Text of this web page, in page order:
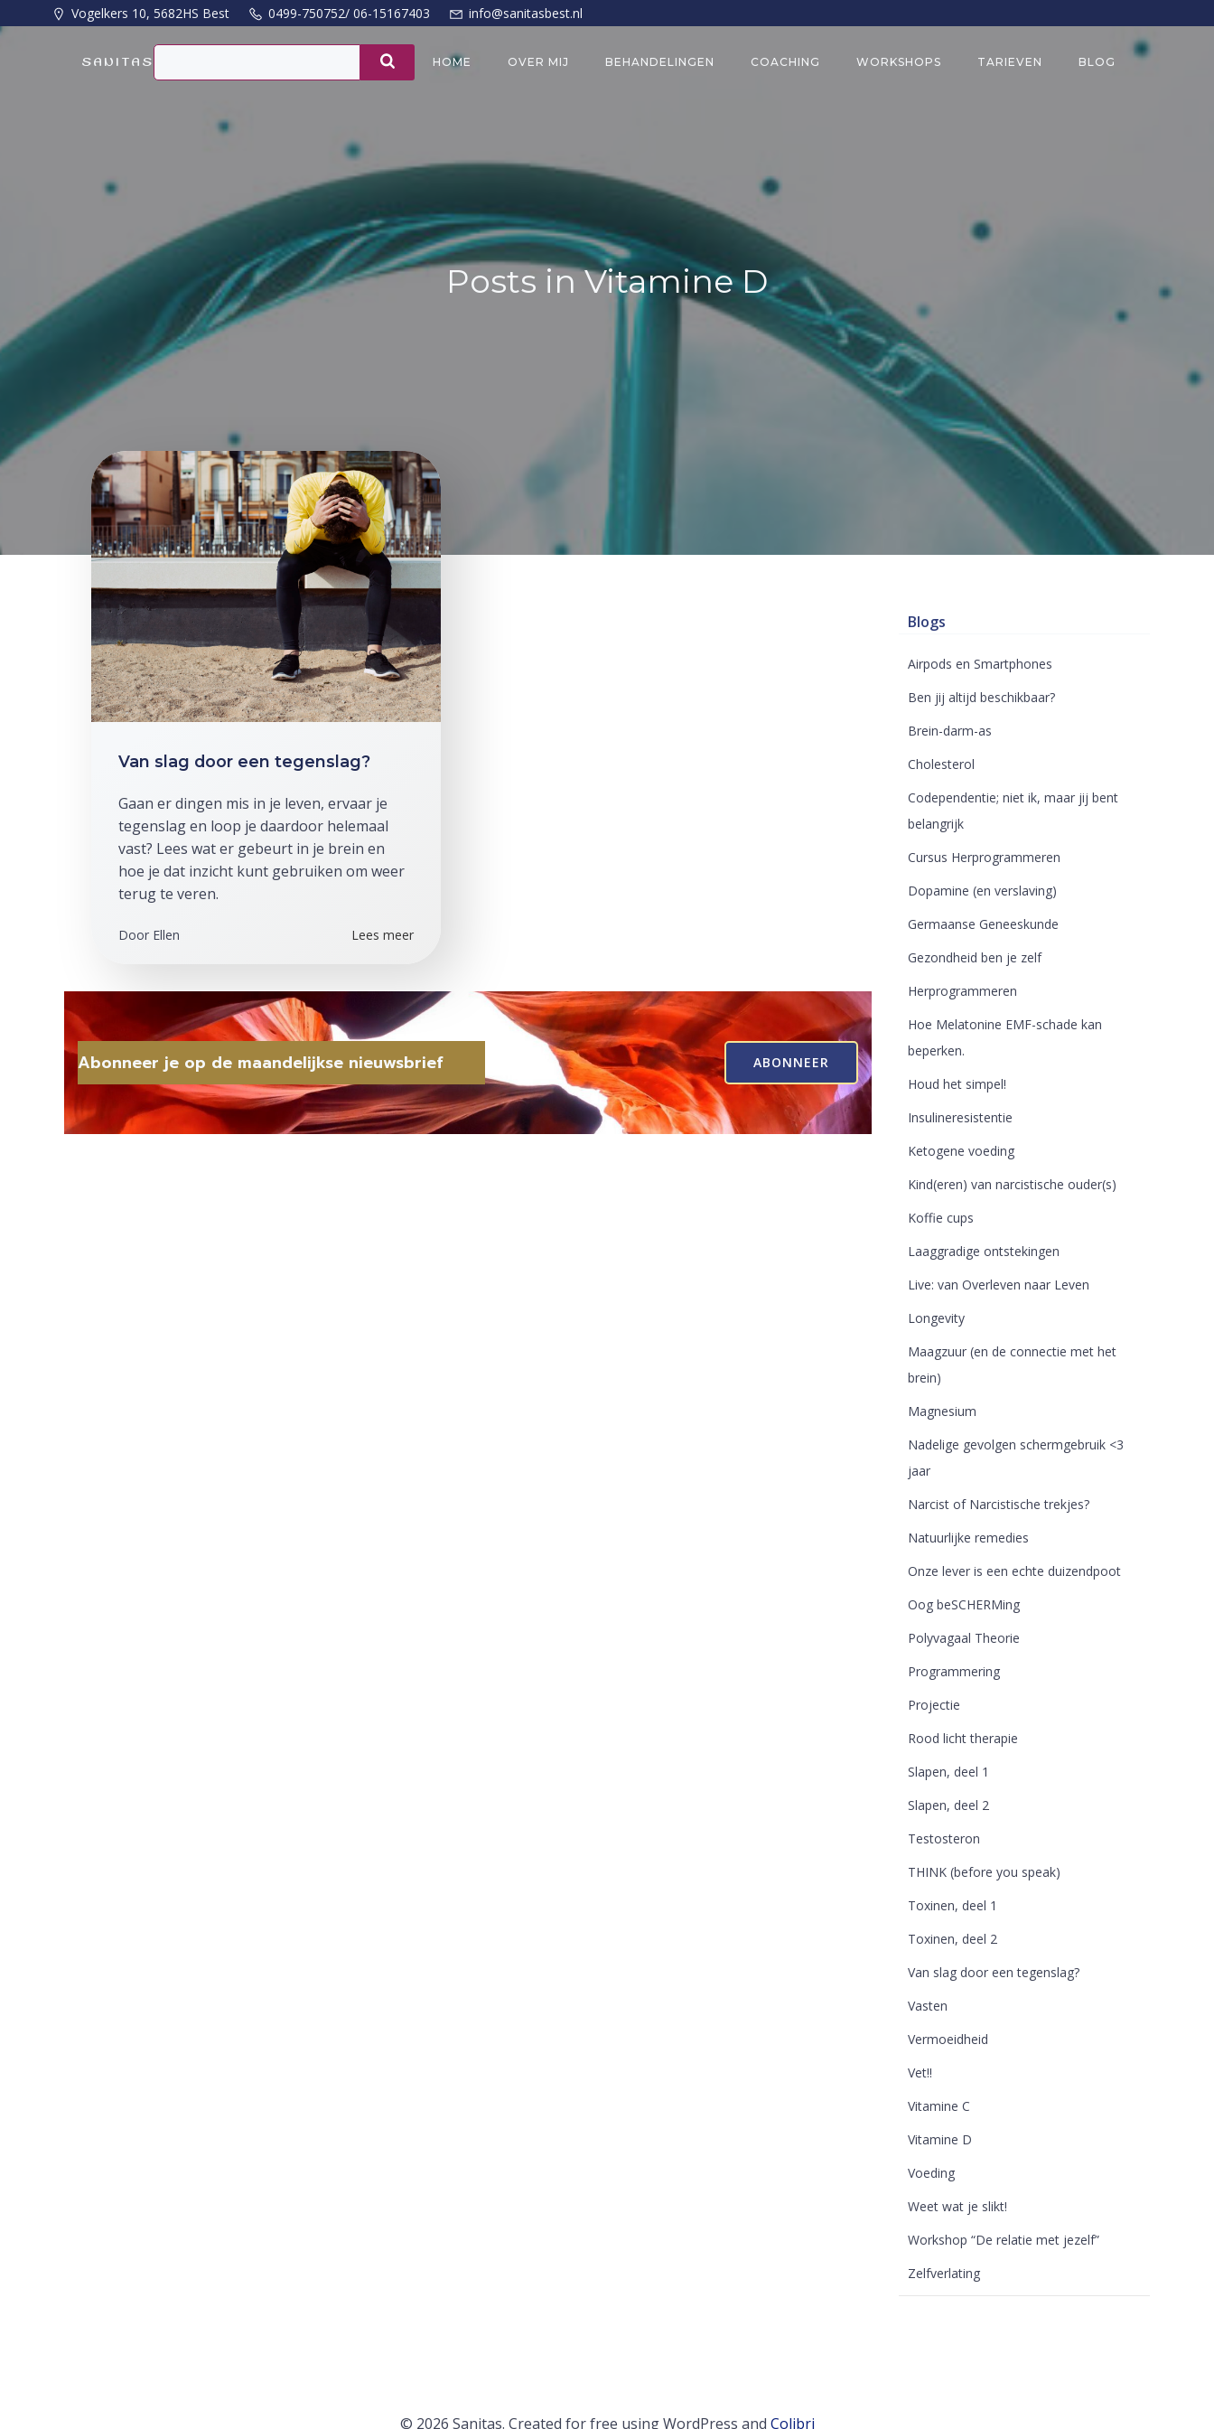
de
Vogelkers 10, 5682HS Best 0499-750752/ 06-15167403 info@sanitasbest.nl
SANITAS HOME OVER MIJ BEHANDELINGEN COACHING WORKSHOPS TARIEVEN BLOG
Posts in Vitamine D
Van slag door een tegenslag?
Gaan er dingen mis in je leven, ervaar je
tegenslag en loop je daardoor helemaal
vast? Lees wat er gebeurt in je brein en
hoe je dat inzicht kunt gebruiken om weer
terug te veren.
Door Ellen Lees meer
Abonneer je op de maandelijkse nieuwsbrief ABONNEER
Blogs
Airpods en Smartphones
Ben jij altijd beschikbaar?
Brein-darm-as
Cholesterol
Codependentie; niet ik, maar jij bent
belangrijk
Cursus Herprogrammeren
Dopamine (en verslaving)
Germaanse Geneeskunde
Gezondheid ben je zelf
Herprogrammeren
Hoe Melatonine EMF-schade kan
beperken.
Houd het simpel!
Insulineresistentie
Ketogene voeding
Kind(eren) van narcistische ouder(s)
Koffie cups
Laaggradige ontstekingen
Live: van Overleven naar Leven
Longevity
Maagzuur (en de connectie met het
brein)
Magnesium
Nadelige gevolgen schermgebruik <3
jaar
Narcist of Narcistische trekjes?
Natuurlijke remedies
Onze lever is een echte duizendpoot
Oog beSCHERMing
Polyvagaal Theorie
Programmering
Projectie
Rood licht therapie
Slapen, deel 1
Slapen, deel 2
Testosteron
THINK (before you speak)
Toxinen, deel 1
Toxinen, deel 2
Van slag door een tegenslag?
Vasten
Vermoeidheid
Vet!!
Vitamine C
Vitamine D
Voeding
Weet wat je slikt!
Workshop “De relatie met jezelf”
Zelfverlating
© 2026 Sanitas. Created for free using WordPress and Colibri